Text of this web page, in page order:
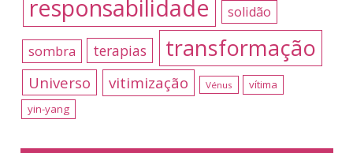
responsabilidade solidão
sombra terapias transformação
Universo vitimização Vénus
vítima
yin-yang